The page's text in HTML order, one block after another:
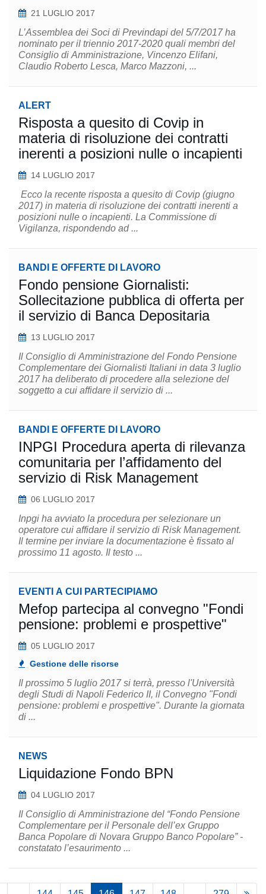
21 LUGLIO 2017
L’Assemblea dei Soci di Previndapi del 5/7/2017 ha
nominato per il triennio 2017-2020 quali membri del
Consiglio di Amministrazione, Vincenzo Elifani,
Claudio Roberto Lesca, Marco Mazzoni, ...
ALERT
Risposta a quesito di Covip in
materia di risoluzione dei contratti
inerenti a posizioni nulle o incapienti
14 LUGLIO 2017
Ecco la recente risposta a quesito di Covip (giugno
2017) in materia di risoluzione dei contratti inerenti a
posizioni nulle o incapienti. La Commissione di
Vigilanza, rispondendo ad ...
BANDI E OFFERTE DI LAVORO
Fondo pensione Giornalisti:
Sollecitazione pubblica di offerta per
il servizio di Banca Depositaria
13 LUGLIO 2017
Il Consiglio di Amministrazione del Fondo Pensione
Complementare dei Giornalisti Italiani in data 3 luglio
2017 ha deliberato di procedere alla selezione del
soggetto a cui affidare il servizio di ...
BANDI E OFFERTE DI LAVORO
INPGI Procedura aperta di rilevanza
comunitaria per l’affidamento del
servizio di Risk Management
06 LUGLIO 2017
Inpgi ha avviato la procedura per selezionare un
operatore cui affidare il servizio di Risk Management.
Il termine per inviare la documentazione è fissato al
prossimo 11 agosto. Il testo ...
EVENTI A CUI PARTECIPIAMO
Mefop partecipa al convegno "Fondi
pensione: problemi e prospettive"
05 LUGLIO 2017
Gestione delle risorse
Il prossimo 5 luglio 2017 si terrà, presso l'Università
degli Studi di Napoli Federico II, il Convegno "Fondi
pensione: problemi e prospettive". Durante la giornata
di ...
NEWS
Liquidazione Fondo BPN
04 LUGLIO 2017
Il Consiglio di Amministrazione del “Fondo Pensione
Complementare per il Personale dell’ex Gruppo
Banca Popolare di Novara Gruppo Banco Popolare” -
constatato l’esaurimento ...